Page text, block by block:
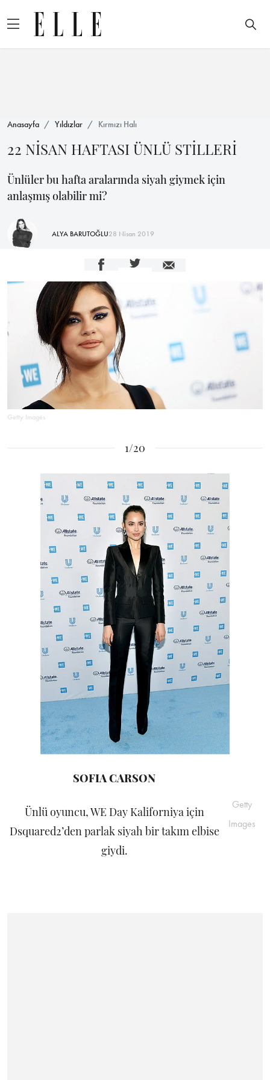
Anasayfa Yıldızlar Kırmızı Halı
22 NİSAN HAFTASI ÜNLÜ STİLLERİ
Ünlüler bu hafta aralarında siyah giymek için
anlaşmış olabilir mi?
ALYA BARUTOĞLU28 Nisan 2019
Getty Images
1/20
SOFIA CARSON
Ünlü oyuncu, WE Day Kaliforniya için
Dsquared2’den parlak siyah bir takım elbise
giydi.
Getty
Images